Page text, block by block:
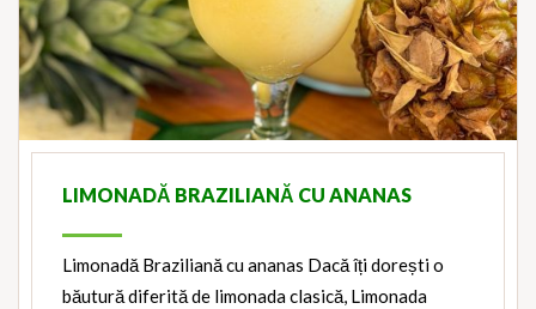
LIMONADĂ BRAZILIANĂ CU ANANAS
Limonadă Braziliană cu ananas Dacă îți dorești o
băutură diferită de limonada clasică, Limonada